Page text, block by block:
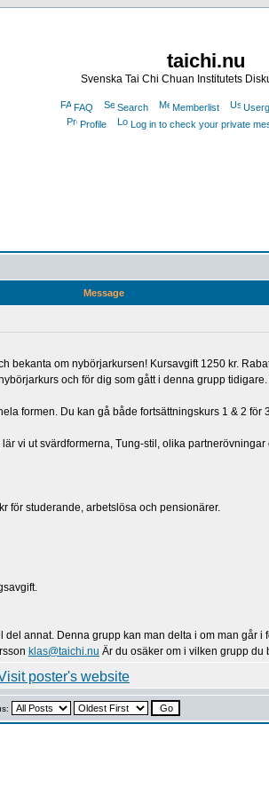
taichi.nu
Svenska Tai Chi Chuan Institutets
FAQ Search Memberlist
Profile
Log in to check your private
Message
om nybörjarkursen! Kursavgift 1250 kr.
och för dig som gått i denna grupp
formen. Du kan gå både fortsättningskurs 1 & 2
vi ut svärdformerna, Tung-stil, olika
för studerande, arbetslösa och pensionärer.
annat. Denna grupp kan man delta i om man går
klas@taichi.nu Är du osäker om i vilken grupp du